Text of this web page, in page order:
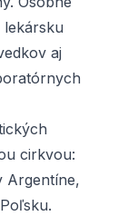
lekársku
aj
cirkvou:
Argentíne,